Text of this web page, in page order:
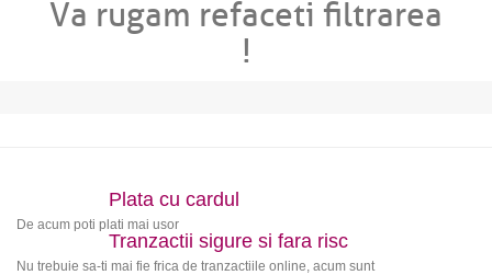
Va rugam refaceti filtrarea
!
Plata cu cardul
De acum poti plati mai usor
Tranzactii sigure si fara risc
Nu trebuie sa-ti mai fie frica de tranzactiile online, acum sunt